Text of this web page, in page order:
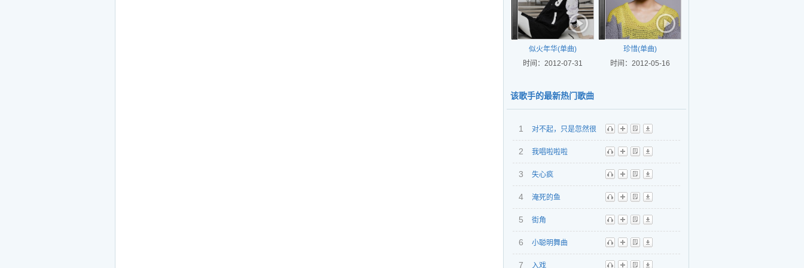
似火年华(单曲)
时间：2012-07-31
珍惜(单曲)
时间：2012-05-16
该歌手的最新热门歌曲
1 对不起，只是忽然很
想你
听 播 歌 下
2
我唱啦啦啦
听
播 歌 下
3
失心疯
听
播 歌 下
4
淹死的鱼
听
播 歌 下
5
街角
听
播 歌 下
6
小聪明舞曲
听
播 歌 下
7 入戏